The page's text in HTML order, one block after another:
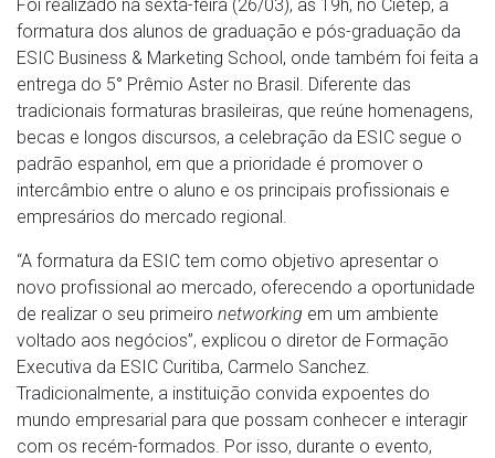
Foi realizado na sexta-feira (26/03), às 19h, no Cietep, a
formatura dos alunos de graduação e pós-graduação da
ESIC Business & Marketing School, onde também foi feita a
entrega do 5° Prêmio Aster no Brasil. Diferente das
tradicionais formaturas brasileiras, que reúne homenagens,
becas e longos discursos, a celebração da ESIC segue o
padrão espanhol, em que a prioridade é promover o
intercâmbio entre o aluno e os principais profissionais e
empresários do mercado regional.
“A formatura da ESIC tem como objetivo apresentar o
novo profissional ao mercado, oferecendo a oportunidade
de realizar o seu primeiro networking em um ambiente
voltado aos negócios”, explicou o diretor de Formação
Executiva da ESIC Curitiba, Carmelo Sanchez.
Tradicionalmente, a instituição convida expoentes do
mundo empresarial para que possam conhecer e interagir
com os recém-formados. Por isso, durante o evento,